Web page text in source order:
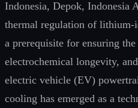
Indonesia, Depok, Indonesia
thermal regulation of
a prerequisite for ensuring
electrochemical longevity,
electric vehicle (EV)
cooling has emerged as a